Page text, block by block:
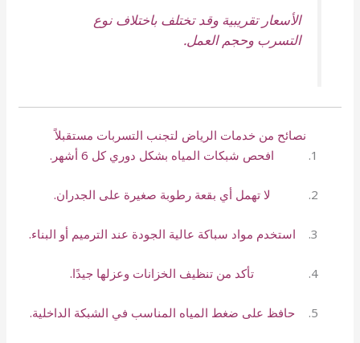
الأسعار تقريبية وقد تختلف باختلاف نوع
التسرب وحجم العمل.
نصائح من خدمات الرياض لتجنب التسربات مستقبلاً
افحص شبكات المياه بشكل دوري كل 6 أشهر.
لا تهمل أي بقعة رطوبة صغيرة على الجدران.
استخدم مواد سباكة عالية الجودة عند الترميم أو البناء.
تأكد من تنظيف الخزانات وعزلها جيدًا.
حافظ على ضغط المياه المناسب في الشبكة الداخلية.